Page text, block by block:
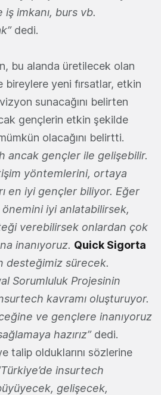
imkanı, burs vb.
dedi.
bu alanda üretilecek olan
bireylere yeni fırsatlar, etkin
sunacağını belirten
gençlerin etkin şekilde
olacağını belirtti.
ancak gençler ile gelişebilir.
yöntemlerini, ortaya
en iyi gençler biliyor. Eğer
önemini iyi anlatabilirsek,
verebilirsek onlardan çok
inanıyoruz. Quick Sigorta
desteğimiz sürecek.
Sorumluluk Projesinin
kavramı oluşturuyor.
ve gençlere inanıyoruz
hazırız”dedi.
talip olduklarını sözlerine
insurtech
gelişecek,